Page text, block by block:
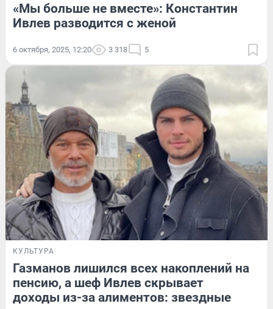
«Мы больше не вместе»: Константин
Ивлев разводится с женой
6 октября, 2025, 12:20 3 318 5
КУЛЬТУРА
Газманов лишился всех накоплений на
пенсию, а шеф Ивлев скрывает
доходы из-за алиментов: звездные